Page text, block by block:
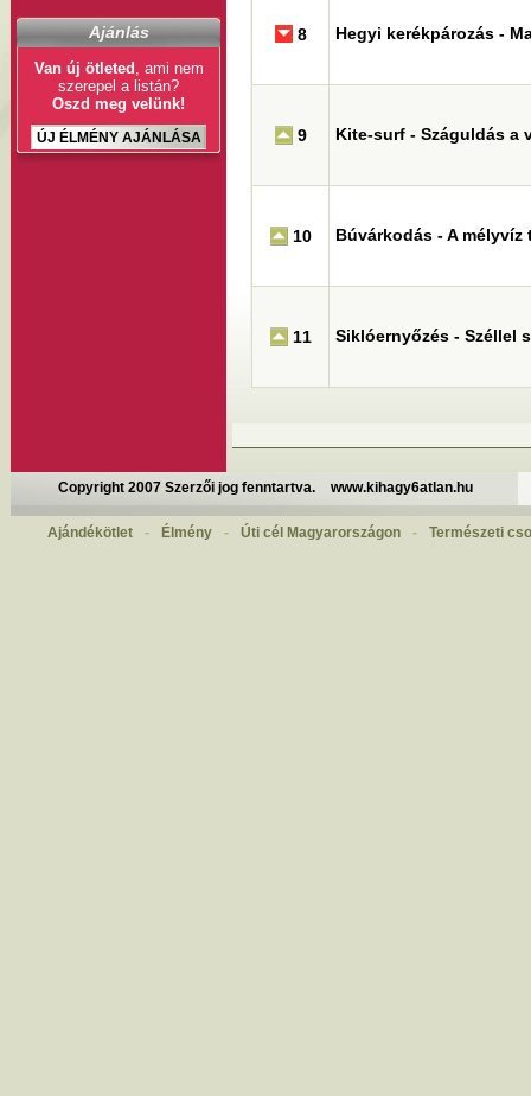
Ajánlás
Van új ötleted , ami nem
szerepel a listán?
Oszd meg velünk!
ÚJ ÉLMÉNY AJÁNLÁSA
8 Hegyi kerékpározás -
9 Kite-surf - Száguldás a
10 Búvárkodás - A mélyvíz
11 Siklóernyőzés - Széllel
Copyright 2007 Szerzői jog fenntartva. www.kihagy6atlan.hu
Ajándékötlet - Élmény - Úti cél Magyarországon - Természeti